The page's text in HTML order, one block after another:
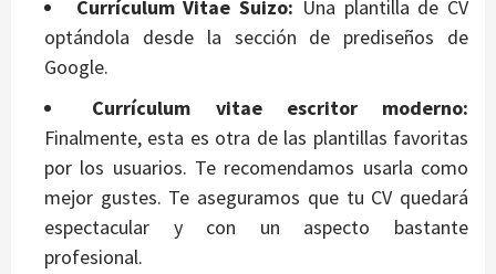
Currículum Vitae Suizo: Una plantilla de CV
optándola desde la sección de prediseños de
Google.
Currículum vitae escritor moderno:
Finalmente, esta es otra de las plantillas favoritas
por los usuarios. Te recomendamos usarla como
mejor gustes. Te aseguramos que tu CV quedará
espectacular y con un aspecto bastante
profesional.